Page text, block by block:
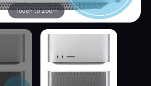
Touch to zoom